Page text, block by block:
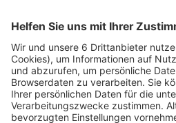
Legen Sie zum